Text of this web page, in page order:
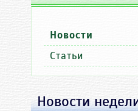
Новости
Статьи
Новости